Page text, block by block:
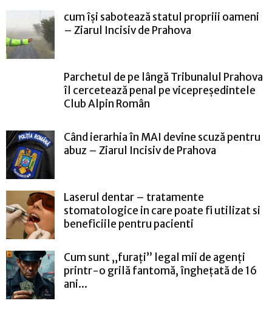
cum își sabotează statul propriii oameni
– Ziarul Incisiv de Prahova
Parchetul de pe lângă Tribunalul Prahova
îl cercetează penal pe vicepreședintele
Club Alpin Român
Când ierarhia în MAI devine scuză pentru
abuz – Ziarul Incisiv de Prahova
Laserul dentar – tratamente
stomatologice in care poate fi utilizat si
beneficiile pentru pacienti
Cum sunt „furați” legal mii de agenți
printr-o grilă fantomă, înghețată de 16
ani...